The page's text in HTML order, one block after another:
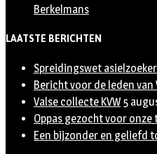
Berkelmans
LAATSTE BERICHTEN
Spreidingswet
Bericht voor de leden van
Valse collecte KVW 5
Oppas gezocht voor onze
Een bijzonder en geliefd